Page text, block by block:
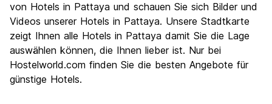
Nachtleben / Party
8.6
Preis-Leistungsverhältnis
7.5
von Hotels in Pattaya und schauen Sie sich Bilder und
Videos unserer Hotels in Pattaya. Unsere Stadtkarte
zeigt Ihnen alle Hotels in Pattaya damit Sie die Lage
auswählen können, die Ihnen lieber ist. Nur bei
Hostelworld.com finden Sie die besten Angebote für
günstige Hotels.